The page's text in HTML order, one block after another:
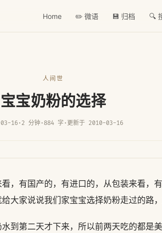
Home ✏️ 微语 💾 归档 🔍
人间世
宝宝奶粉的选择
16· 2 分钟· 884 字 · 更新于 2010-03-16
，有国产的，有进口的，从包装来看，
大家说说我们家宝宝选择奶粉走过的路，
到第二天才下来，所以前两天吃的都是